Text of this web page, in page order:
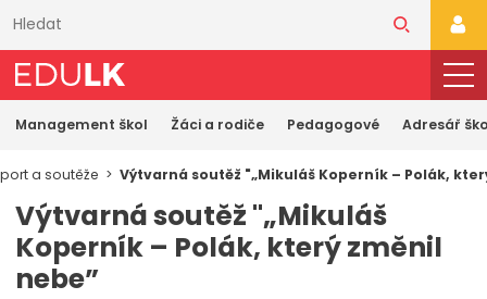
obsahu
Management škol Žáci a rodiče Pedagogové Adresář
a soutěže Výtvarná soutěž "„Mikuláš Koperník – Polák,
Výtvarná soutěž "„Mikuláš
Koperník – Polák, který změnil
nebe”